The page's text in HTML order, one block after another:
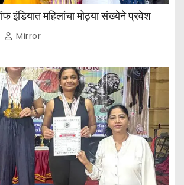
इंडियात महिलांचा मोठ्या संख्येने प्रवेश
Mirror